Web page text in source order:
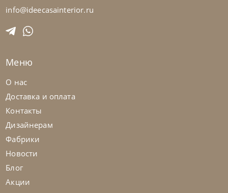
Стол Mago
info@ideecasainterior.ru
Меню
О нас
Доставка и оплата
Контакты
Дизайнерам
Фабрики
Новости
Блог
Акции